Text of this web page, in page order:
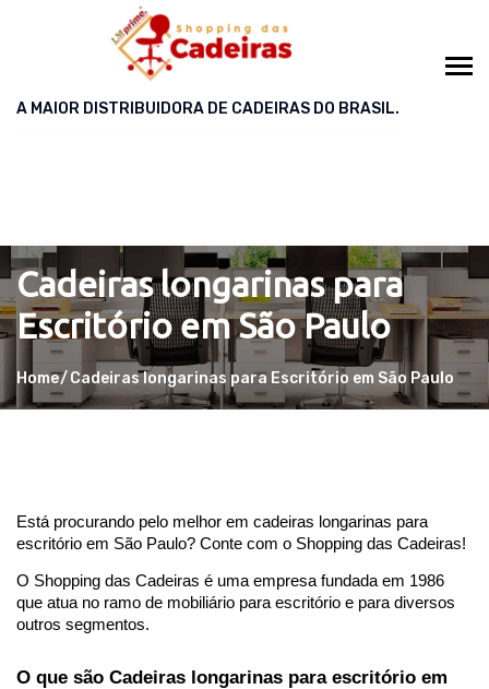
A MAIOR DISTRIBUIDORA DE CADEIRAS DO BRASIL.
Cadeiras longarinas para
Escritório em São Paulo
Home Cadeiras longarinas para Escritório em São Paulo
Está procurando pelo melhor em cadeiras longarinas para
escritório em São Paulo? Conte com o Shopping das Cadeiras!
O Shopping das Cadeiras é uma empresa fundada em 1986
que atua no ramo de mobiliário para escritório e para diversos
outros segmentos.
O que são Cadeiras longarinas para escritório em